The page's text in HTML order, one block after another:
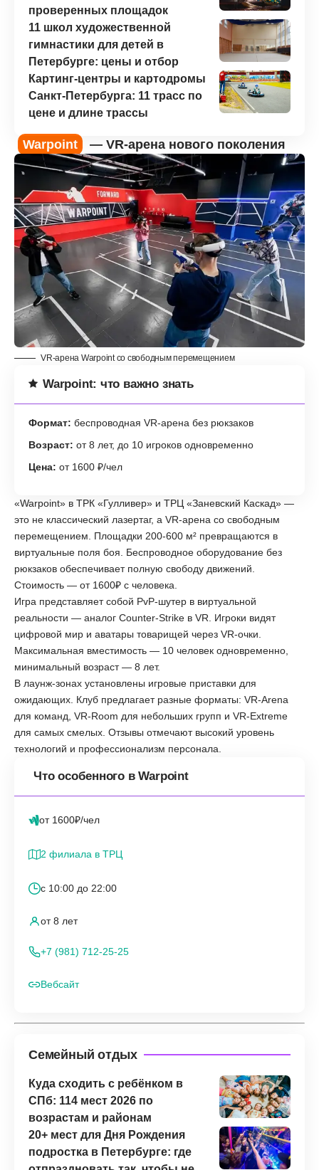
проверенных площадок
11 школ художественной
гимнастики для детей в
Петербурге: цены и отбор
Картинг-центры и картодромы
Санкт-Петербурга: 11 трасс по
цене и длине трассы
Warpoint — VR-арена нового поколения
VR-арена Warpoint со свободным перемещением
Warpoint: что важно знать
Формат: беспроводная VR-арена без рюкзаков
Возраст: от 8 лет, до 10 игроков одновременно
Цена: от 1600 ₽/чел
«Warpoint» в ТРК «Гулливер» и ТРЦ «Заневский Каскад» —
это не классический лазертаг, а VR-арена со свободным
перемещением. Площадки 200-600 м² превращаются в
виртуальные поля боя. Беспроводное оборудование без
рюкзаков обеспечивает полную свободу движений.
Стоимость — от 1600₽ с человека.
Игра представляет собой PvP-шутер в виртуальной
реальности — аналог Counter-Strike в VR. Игроки видят
цифровой мир и аватары товарищей через VR-очки.
Максимальная вместимость — 10 человек одновременно,
минимальный возраст — 8 лет.
В лаунж-зонах установлены игровые приставки для
ожидающих. Клуб предлагает разные форматы: VR-Arena
для команд, VR-Room для небольших групп и VR-Extreme
для самых смелых. Отзывы отмечают высокий уровень
технологий и профессионализм персонала.
Что особенного в Warpoint
от 1600₽/чел
2 филиала в ТРЦ
с 10:00 до 22:00
от 8 лет
+7 (981) 712-25-25
Вебсайт
Семейный отдых
Куда сходить с ребёнком в
СПб: 114 мест 2026 по
возрастам и районам
20+ мест для Дня Рождения
подростка в Петербурге: где